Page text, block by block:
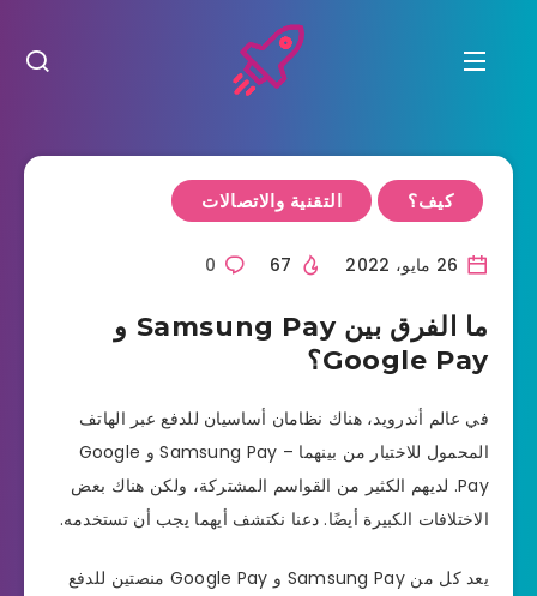
كيف؟ التقنية والاتصالات
0
ما الفرق بين Samsung Pay و
Google Pay؟
في عالم أندرويد، هناك نظامان أساسيان للدفع عبر الهاتف
المحمول للاختيار من بينهما – Samsung Pay و Google
Pay. لديهم الكثير من القواسم المشتركة، ولكن هناك بعض
الاختلافات الكبيرة أيضًا. دعنا نكتشف أيهما يجب أن تستخدمه.
يعد كل من Samsung Pay و Google Pay منصتين للدفع